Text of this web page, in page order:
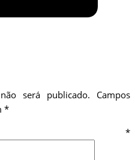
será publicado.
Campos
*
*